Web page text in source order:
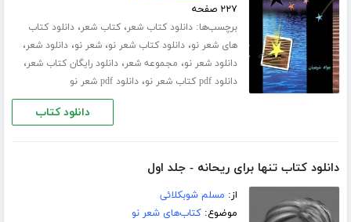
۲۲۷ صفحه
برچسب‌ها:دانلود کتاب شعر،کتاب شعر،دانلود کتاب
های شعر نو،دانلود کتاب شعر نو،شعر نو،دانلود شعر،
دانلود شعر نو، مجموعه شعر،دانلود رایگان کتاب شعر،
دانلود pdf کتاب شعر نو ،دانلود pdf شعر نو
دانلود کتاب
دانلود کتاب تنها برای ریحانه - جلد اول
از: مسلم شوبکلائی
موضوع:کتاب‌های شعر نو